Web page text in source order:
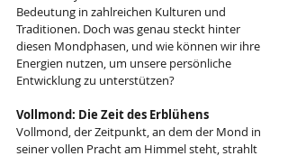
Bedeutung in zahlreichen Kulturen und
Traditionen. Doch was genau steckt hinter
diesen Mondphasen, und wie können wir ihre
Energien nutzen, um unsere persönliche
Entwicklung zu unterstützen?
Vollmond: Die Zeit des Erblühens
Vollmond, der Zeitpunkt, an dem der Mond in
seiner vollen Pracht am Himmel steht, strahlt